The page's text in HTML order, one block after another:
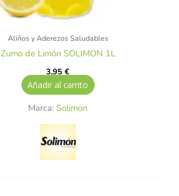
Aliños y Aderezos Saludables
Zumo de Limón SOLIMON 1L
3,95€
Añadir al carrito
Marca:Solimon